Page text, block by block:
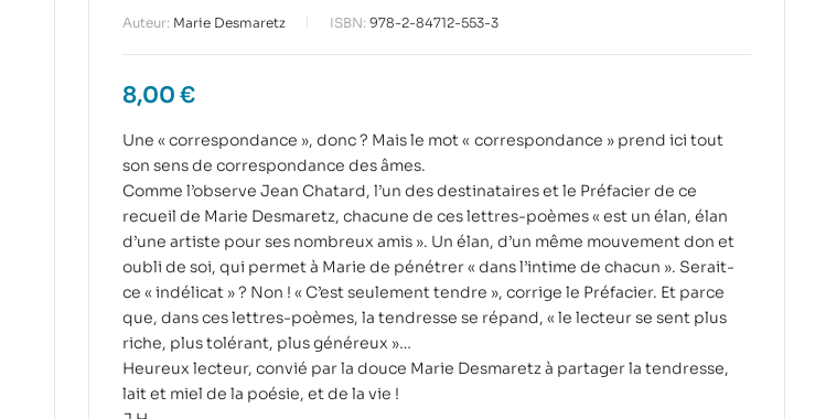
Auteur: Marie Desmaretz ISBN: 978-2-84712-553-3
8,00 €
Une « correspondance », donc ? Mais le mot « correspondance » prend ici tout
son sens de correspondance des âmes.
Comme l’observe Jean Chatard, l’un des destinataires et le Préfacier de ce
recueil de Marie Desmaretz, chacune de ces lettres-poèmes « est un élan, élan
d’une artiste pour ses nombreux amis ». Un élan, d’un même mouvement don et
oubli de soi, qui permet à Marie de pénétrer « dans l’intime de chacun ». Serait-
ce « indélicat » ? Non ! « C’est seulement tendre », corrige le Préfacier. Et parce
que, dans ces lettres-poèmes, la tendresse se répand, « le lecteur se sent plus
riche, plus tolérant, plus généreux »…
Heureux lecteur, convié par la douce Marie Desmaretz à partager la tendresse,
lait et miel de la poésie, et de la vie !